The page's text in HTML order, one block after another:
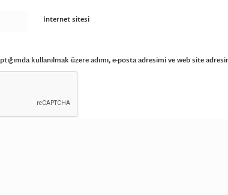
İnternet sitesi
kullanılmak üzere adımı, e-posta adresimi ve web site